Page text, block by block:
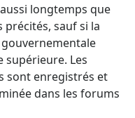
longtemps que
précités, sauf si la
supérieure. Les
sont enregistrés et
dans les forums